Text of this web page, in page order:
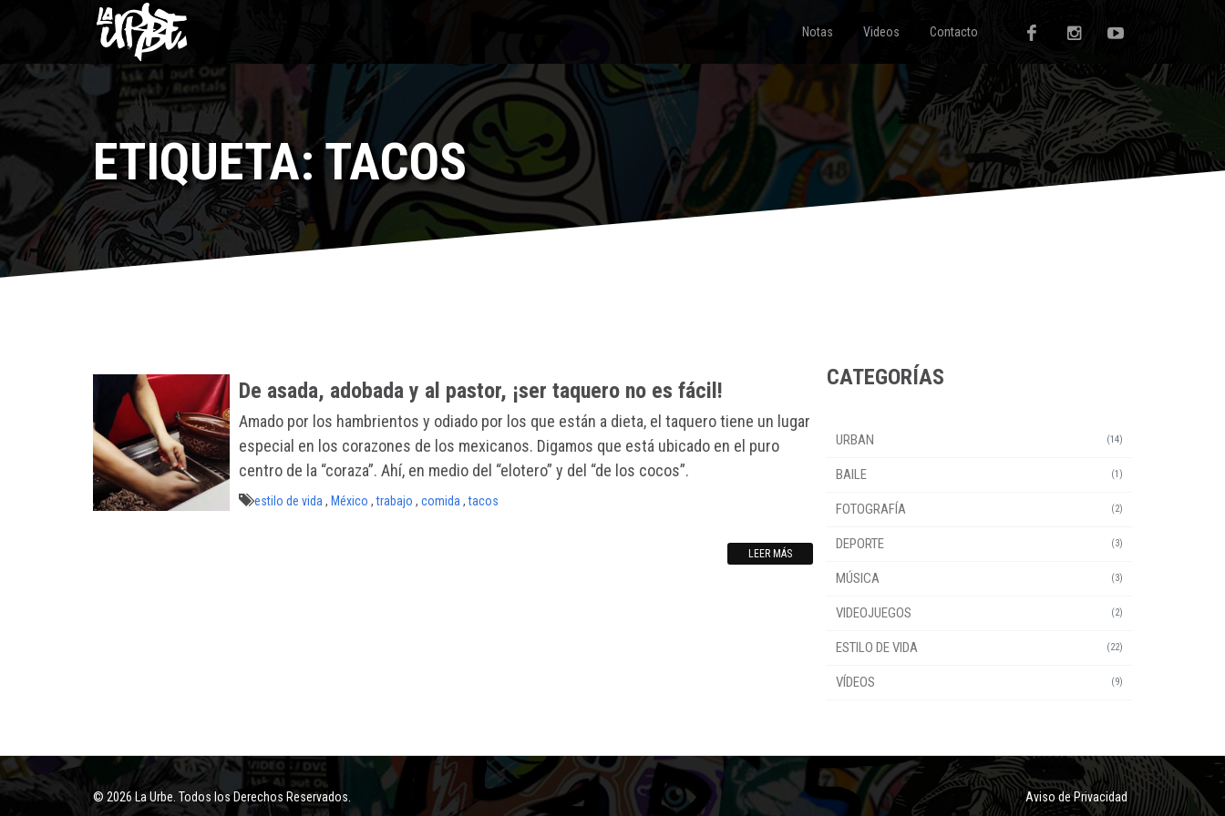
Notas Videos Contacto
ETIQUETA: TACOS
De asada, adobada y al pastor, ¡ser taquero no es fácil!
Amado por los hambrientos y odiado por los que están a dieta, el taquero tiene un lugar
especial en los corazones de los mexicanos. Digamos que está ubicado en el puro
centro de la “coraza”. Ahí, en medio del “elotero” y del “de los cocos”.
estilo de vida , México ,trabajo , comida ,tacos
LEER MÁS
CATEGORÍAS
(14)
URBAN
(1)
BAILE
(2)
FOTOGRAFÍA
(3)
DEPORTE
(3)
MÚSICA
(2)
VIDEOJUEGOS
(22)
ESTILO DE VIDA
(9)
VÍDEOS
Aviso de Privacidad
© 2026 La Urbe. Todos los Derechos Reservados.